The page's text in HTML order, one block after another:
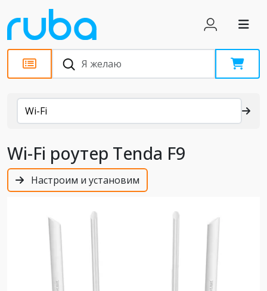
Каталог
Wi-Fi
Wi-Fi роутер Tenda F9
Настроим и установим